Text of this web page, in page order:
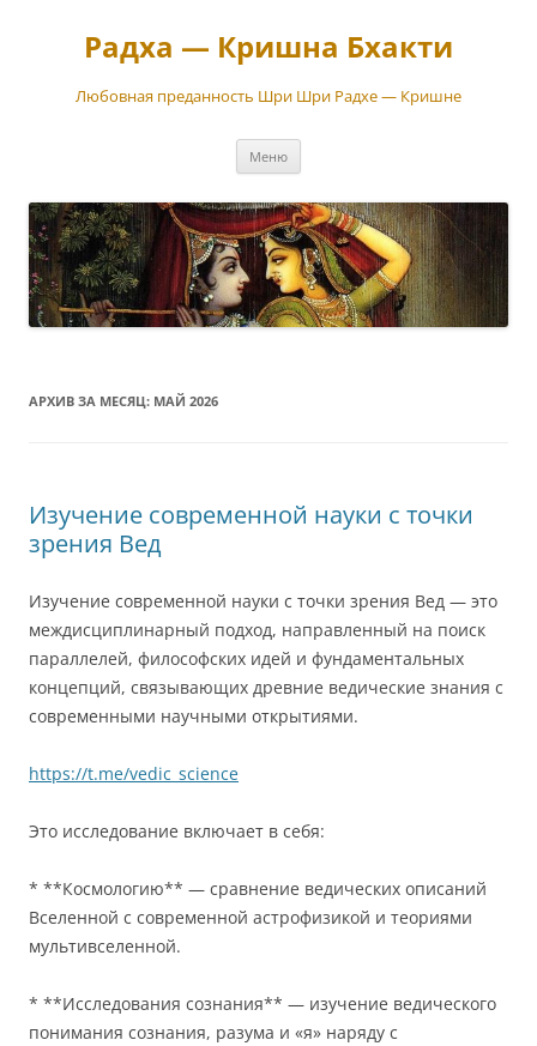
содержимому
Радха — Кришна Бхакти
Любовная преданность Шри Шри Радхе — Кришне
Меню
АРХИВ ЗА МЕСЯЦ: МАЙ 2026
Изучение современной науки с точки
зрения Вед
Изучение современной науки с точки зрения Вед — это
междисциплинарный подход, направленный на поиск
параллелей, философских идей и фундаментальных
концепций, связывающих древние ведические знания с
современными научными открытиями.
https://t.me/vedic_science
Это исследование включает в себя:
* **Космологию** — сравнение ведических описаний
Вселенной с современной астрофизикой и теориями
мультивселенной.
* **Исследования сознания** — изучение ведического
понимания сознания, разума и «я» наряду с